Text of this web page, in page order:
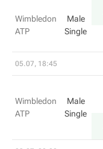
Wimbledon
ATP
Male
Single
05.07, 18:45
Wimbledon
ATP
Male
Single